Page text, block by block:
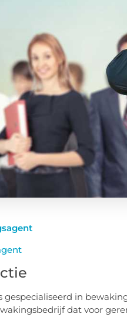
gespecialiseerd in
dat voor